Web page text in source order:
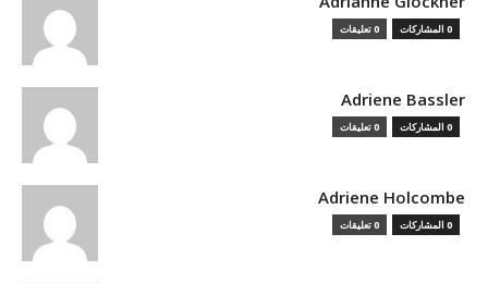
0 المشاركات 0 تعليقات
Adriene Bassler
0 المشاركات 0 تعليقات
Adriene Holcombe
0 المشاركات 0 تعليقات